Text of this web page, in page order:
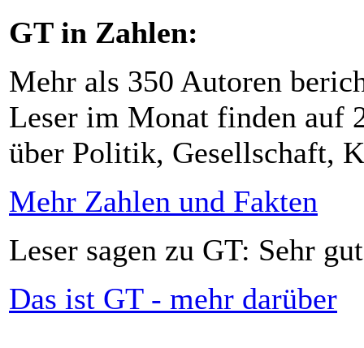
GT in Zahlen:
Mehr als 350 Autoren
Leser im Monat finden auf
über Politik, Gesellschaft,
Mehr Zahlen und Fakten
Leser sagen zu GT: Sehr
Das ist GT - mehr darüber